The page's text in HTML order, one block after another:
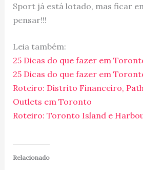
Sport já está lotado, mas ficar
pensar!!!
Leia também:
25 Dicas do que fazer em
25 Dicas do que fazer em
Roteiro: Distrito Financeiro,
Outlets em Toronto
Roteiro: Toronto Island e
Relacionado